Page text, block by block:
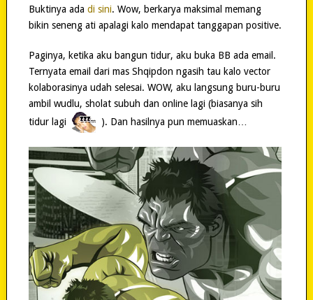
Buktinya ada di sini. Wow, berkarya maksimal memang
bikin seneng ati apalagi kalo mendapat tanggapan positive.
Paginya, ketika aku bangun tidur, aku buka BB ada email.
Ternyata email dari mas Shqipdon ngasih tau kalo vector
kolaborasinya udah selesai. WOW, aku langsung buru-buru
ambil wudlu, sholat subuh dan online lagi (biasanya sih
tidur lagi
). Dan hasilnya pun memuaskan…